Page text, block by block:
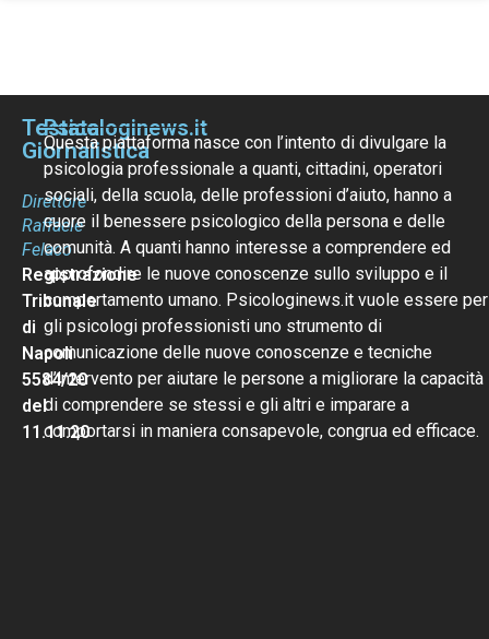
Testata
Giornalistica
Direttore
Raffaele
Felaco
Registrazione
Tribunale
di
Napoli
5584/20
del
11.11.20
Psicologinews.it
Questa piattaforma nasce con l’intento di divulgare la
psicologia professionale a quanti, cittadini, operatori
sociali, della scuola, delle professioni d’aiuto, hanno a
cuore il benessere psicologico della persona e delle
comunità. A quanti hanno interesse a comprendere ed
approfondire le nuove conoscenze sullo sviluppo e il
comportamento umano. Psicologinews.it vuole essere per
gli psicologi professionisti uno strumento di
comunicazione delle nuove conoscenze e tecniche
d’intervento per aiutare le persone a migliorare la capacità
di comprendere se stessi e gli altri e imparare a
comportarsi in maniera consapevole, congrua ed efficace.